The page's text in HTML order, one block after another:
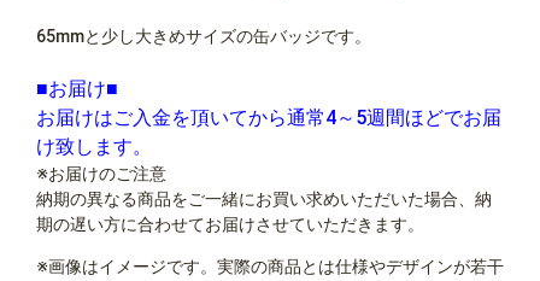
65mmと少し大きめサイズの缶バッジです。
■お届け■
お届けはご入金を頂いてから通常4～5週間ほどでお届
け致します。
※お届けのご注意
納期の異なる商品をご一緒にお買い求めいただいた場合、納
期の遅い方に合わせてお届けさせていただきます。
※画像はイメージです。実際の商品とは仕様やデザインが若干